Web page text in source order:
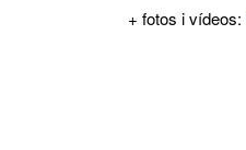
+ fotos i vídeos: